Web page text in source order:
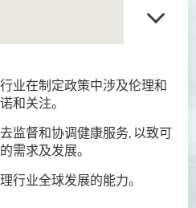
业在制定政策中涉及伦理和
和关注。
监督和协调健康服务, 以致可
需求及发展。
行业全球发展的能力。
言及文化（荣誉）文学士
文及通识（荣誉）文学士
译科技（荣誉）文学士